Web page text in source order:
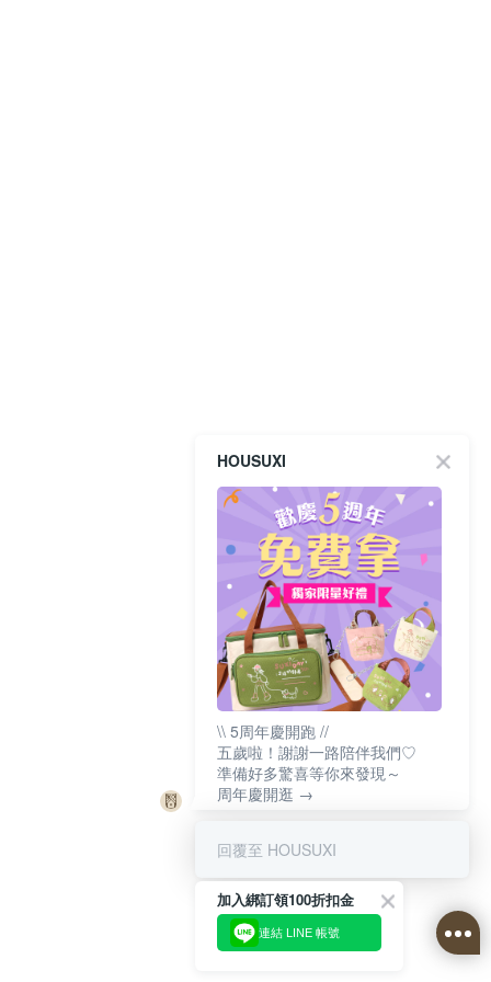
HOUSUXI
\\ 5周年慶開跑 //
五歲啦！謝謝一路陪伴我們♡
準備好多驚喜等你來發現～
周年慶開逛 →
回覆至 HOUSUXI
加入綁訂領100折扣金
連結 LINE 帳號